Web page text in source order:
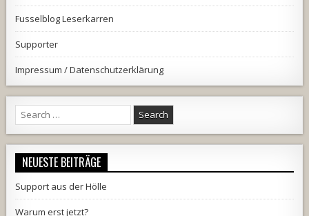
Fusselblog Leserkarren
Supporter
Impressum / Datenschutzerklärung
Search
for:
NEUESTE BEITRÄGE
Support aus der Hölle
Warum erst jetzt?